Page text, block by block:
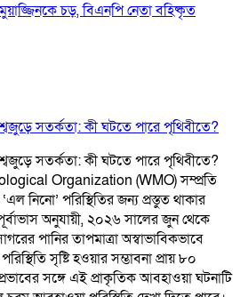
চড়, বিএনপি নেতা বহিষ্কৃত
সতর্কতা: কী ঘটতে পারে পৃথিবীতে?
সতর্কতা: কী ঘটতে পারে পৃথিবীতে?
Organization (WMO) সম্প্রতি
নিনো’ পরিস্থিতির জন্য প্রস্তুত থাকার
অনুযায়ী, ২০২৬ সালের জুন থেকে
পানির তাপমাত্রা অস্বাভাবিকভাবে
সৃষ্টি হওয়ার সম্ভাবনা প্রায় ৮০
সঙ্গে এই প্রাকৃতিক আবহাওয়া ঘটনাটি